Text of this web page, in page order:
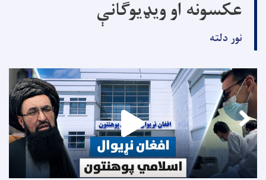
عکسونه او ویډیوګانې
نور دلته